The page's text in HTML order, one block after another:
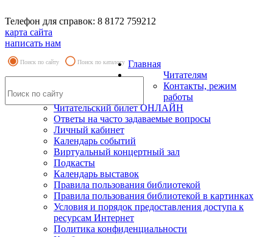
Телефон для справок: 8 8172 759212
карта сайта
написать нам
Поиск по сайту Поиск по каталогу Главная
Читателям
Контакты, режим
работы
Читательский билет ОНЛАЙН
Ответы на часто задаваемые вопросы
Личный кабинет
Календарь событий
Виртуальный концертный зал
Подкасты
Календарь выставок
Правила пользования библиотекой
Правила пользования библиотекой в картинках
Условия и порядок предоставления доступа к
ресурсам Интернет
Политика конфиденциальности